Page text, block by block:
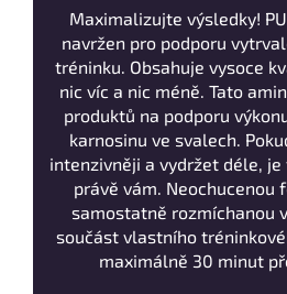
Maximalizujte výsledky!
navržen pro podporu
tréninku. Obsahuje vysoce
nic víc a nic méně. Tato
produktů na podporu
karnosinu ve svalech.
intenzivněji a vydržet déle,
právě vám. Neochucenou
samostatně rozmíchanou
součást vlastního
maximálně 30 minut